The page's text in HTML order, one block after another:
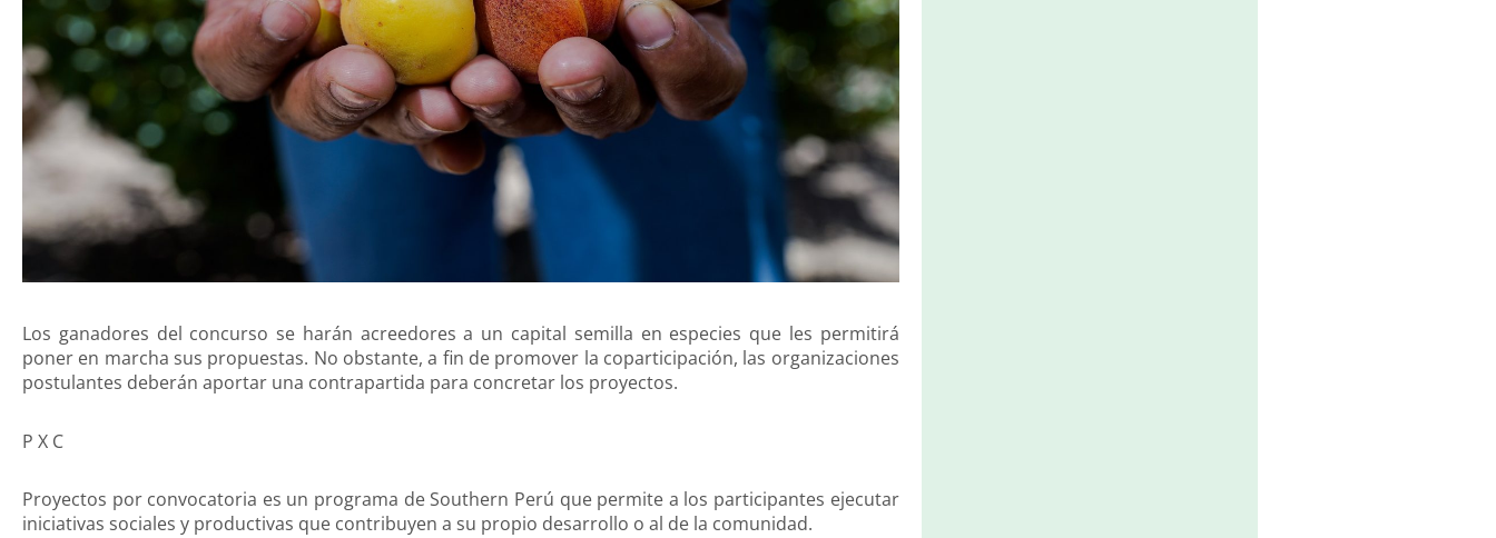
Los ganadores del concurso se harán acreedores a un capital semilla en especies que les permitirá
poner en marcha sus propuestas. No obstante, a fin de promover la coparticipación, las organizaciones
postulantes deberán aportar una contrapartida para concretar los proyectos.
P X C
Proyectos por convocatoria es un programa de Southern Perú que permite a los participantes ejecutar
iniciativas sociales y productivas que contribuyen a su propio desarrollo o al de la comunidad.